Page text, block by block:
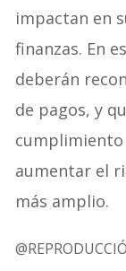
impactan en
finanzas. En
deberán
de pagos, y
cumplimiento
aumentar el
más amplio.